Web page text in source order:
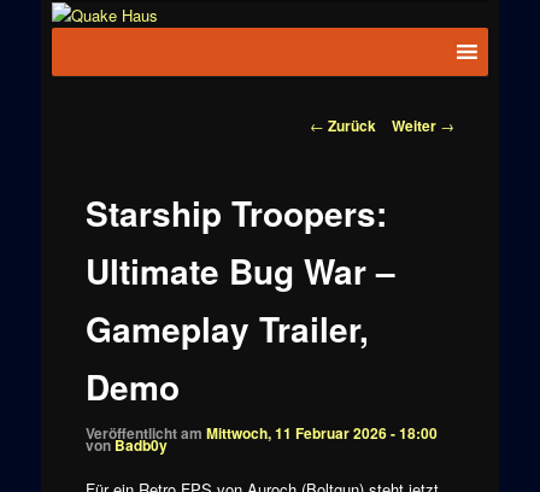
News zu
Beitragsnavigation
← Zurück Weiter →
Starship Troopers:
Ultimate Bug War –
Gameplay Trailer,
Demo
Veröffentlicht am Mittwoch, 11 Februar 2026 - 18:00
vonBadb0y